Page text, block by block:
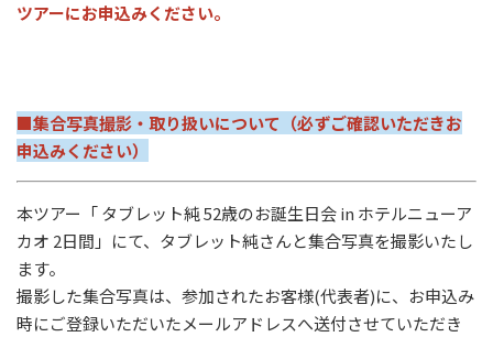
ツアーにお申込みください。
■集合写真撮影・取り扱いについて（必ずご確認いただきお
申込みください）
本ツアー「 タブレット純 52歳のお誕生日会 in ホテルニューア
カオ 2日間」にて、タブレット純さんと集合写真を撮影いたし
ます。
撮影した集合写真は、参加されたお客様(代表者)に、お申込み
時にご登録いただいたメールアドレスへ送付させていただき